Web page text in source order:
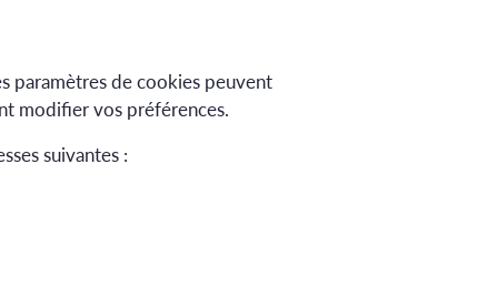
paramètres de cookies peuvent
modifier vos préférences.
suivantes :